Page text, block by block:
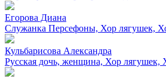
Егорова Диана
Служанка Персефоны, Хор лягушек,
Кульбарисова Александра
Русская дочь, женщина, Хор лягушек,